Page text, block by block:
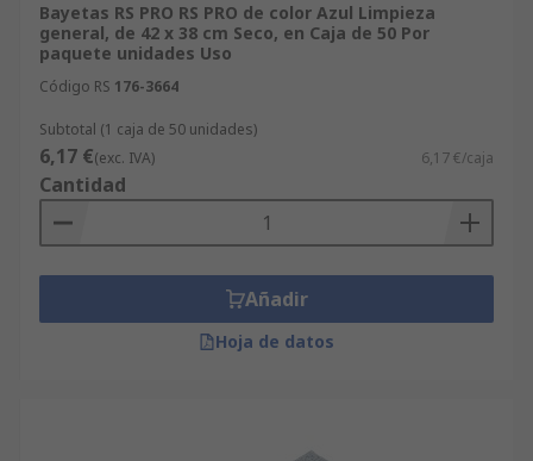
Bayetas RS PRO RS PRO de color Azul Limpieza
general, de 42 x 38 cm Seco, en Caja de 50 Por
paquete unidades Uso
Código RS 176-3664
Subtotal (1 caja de 50 unidades)
6,17 €(exc. IVA) 6,17 €/caja
Cantidad
Añadir
Hoja de datos